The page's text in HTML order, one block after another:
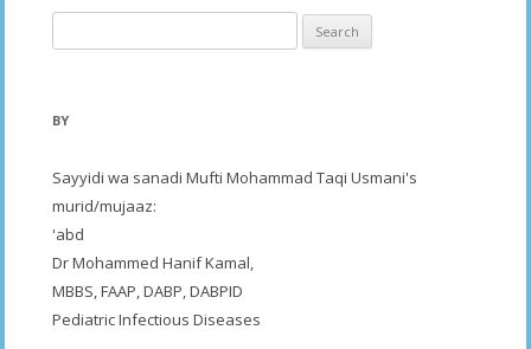
for:
BY
Sayyidi wa sanadi Mufti Mohammad Taqi Usmani's
murid/mujaaz:
'abd
Dr Mohammed Hanif Kamal,
MBBS, FAAP, DABP, DABPID
Pediatric Infectious Diseases